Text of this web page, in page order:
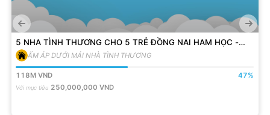
5 NHA TÌNH THƯƠNG CHO 5 TRẺ ĐỒNG NAI HAM HỌC -
VƯỢT KHÓ
ẤM ÁP DƯỚI MÁI NHÀ TÌNH THƯƠNG
118M VND 47%
Với mục tiêu 250,000,000 VND